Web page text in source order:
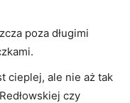
poza długimi
cieplej, ale nie aż tak
czy